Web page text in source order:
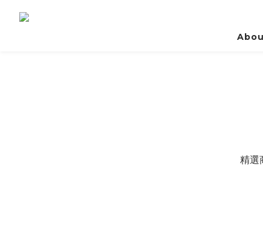
精選